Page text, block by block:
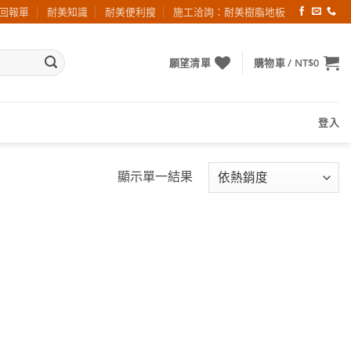
報單 耐美知識 耐美便利搜 施工洽詢：耐美樹脂地板
願望清單 購物車 / NT$0
登入
顯示單一結果